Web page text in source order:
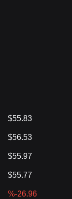
$55.83
$56.53
$55.97
$55.77
%-26.96